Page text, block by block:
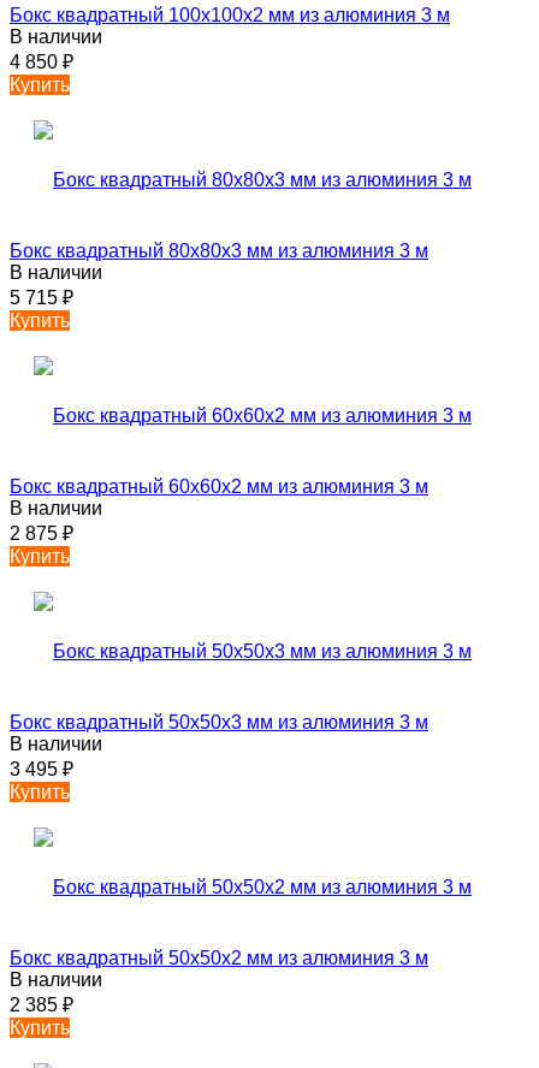
Бокс квадратный 100х100х2 мм из алюминия 3 м
В наличии
4 850 ₽
Купить
Бокс квадратный 80х80х3 мм из алюминия 3 м
В наличии
5 715 ₽
Купить
Бокс квадратный 60х60х2 мм из алюминия 3 м
В наличии
2 875 ₽
Купить
Бокс квадратный 50х50х3 мм из алюминия 3 м
В наличии
3 495 ₽
Купить
Бокс квадратный 50х50х2 мм из алюминия 3 м
В наличии
2 385 ₽
Купить